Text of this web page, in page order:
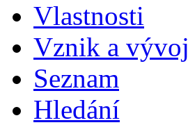
Vlastnosti
Vznik a vývoj
Seznam
Hledání